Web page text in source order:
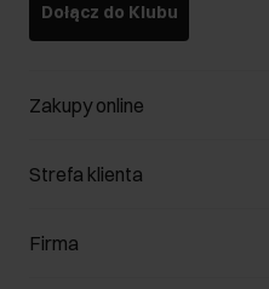
Dołącz do Klubu
Zakupy online
Zarządzaj cookies
Formy płatności
Strefa klienta
Klub Klienta
Firma